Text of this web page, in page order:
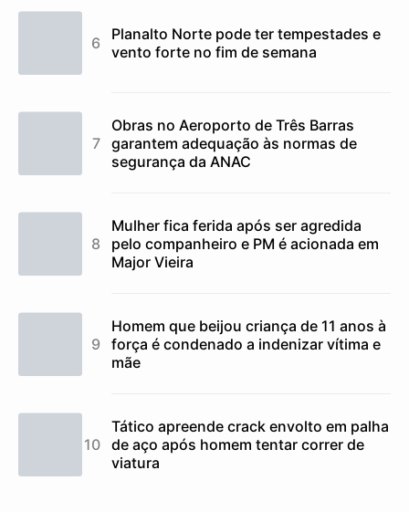
Planalto Norte pode ter tempestades e
vento forte no fim de semana
Obras no Aeroporto de Três Barras
garantem adequação às normas de
segurança da ANAC
Mulher fica ferida após ser agredida
pelo companheiro e PM é acionada em
Major Vieira
Homem que beijou criança de 11 anos à
força é condenado a indenizar vítima e
mãe
Tático apreende crack envolto em palha
de aço após homem tentar correr de
viatura